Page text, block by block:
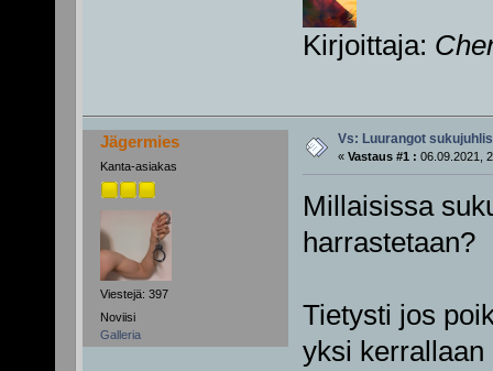
Kirjoittaja:
Jägermies
Kanta-asiakas
Viestejä: 397
Noviisi
Galleria
Vs: Luurangot
« Vastaus #1 : 06.09.2021,
Millaisissa
harrastetaan?
Tietysti jos
yksi kerrallaan